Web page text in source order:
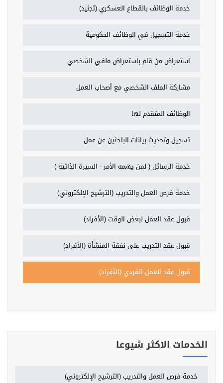
خدمة الوظائف بالقطاع العسكري (تجنيد)
خدمة التسجيل في الوظائف الحكومية
استعراض من قام باستعراض ملفي الشخصي
مشاركة الملف الشخصي مع أصحاب العمل
الوظائف المتقدم لها
تسجيل وتحديث بيانات الباحثين عن عمل
خدمة الرسائل ( لمن يهمه الأمر - السيرة الذاتية )
خدمة فرص العمل والتدريب (الترشيح الإلكتروني)
قبول عقد العمل لبعض الوقت (الأفراد)
قبول عقد التدريب على نفقة المنشأة (الأفراد)
قبول عقد العمل الفردي (الأفراد)
الخدمات الاكثر شيوعا
خدمة فرص العمل والتدريب (الترشيح الإلكتروني)